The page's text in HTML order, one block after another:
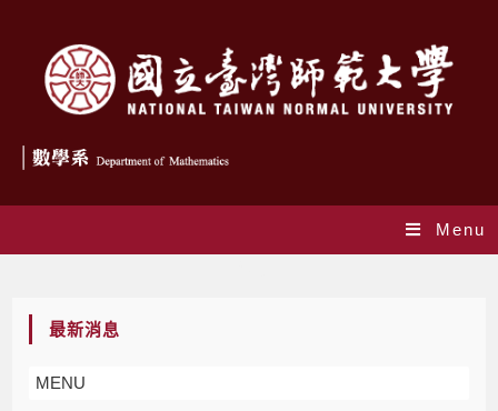
Menu
最新消息
MENU